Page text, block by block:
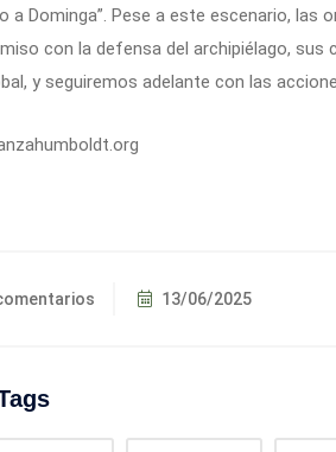
a Dominga”. Pese a este escenario,
con la defensa del archipiélago,
y seguiremos adelante con las
13/06/2025